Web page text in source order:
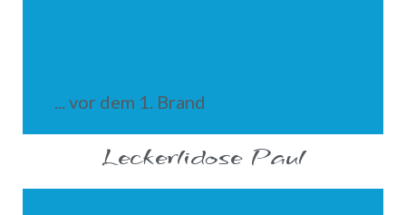
... vor dem 1. Brand
Leckerlidose Paul